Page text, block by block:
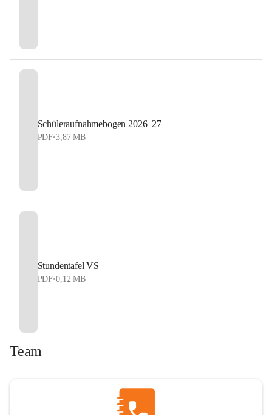
Schüleraufnahmebogen 2026_27
PDF•3,87 MB
Stundentafel VS
PDF•0,12 MB
Team